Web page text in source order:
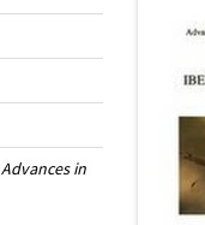
Advances in